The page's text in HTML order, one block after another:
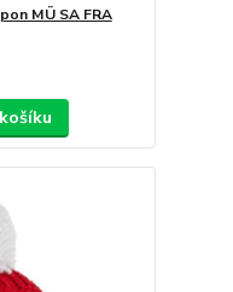
MÜ SA FRA